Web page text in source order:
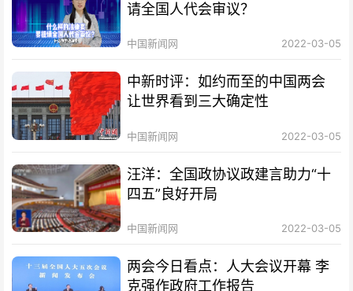
请全国人代会审议？
中国新闻网 2022-03-05
中新时评：如约而至的中国两会
让世界看到三大确定性
中国新闻网 2022-03-05
汪洋：全国政协议政建言助力“十
四五”良好开局
中国新闻网 2022-03-05
两会今日看点：人大会议开幕 李
克强作政府工作报告